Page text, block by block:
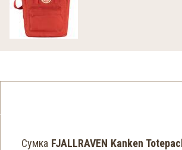
Сумка FJALLRAVEN Kanken